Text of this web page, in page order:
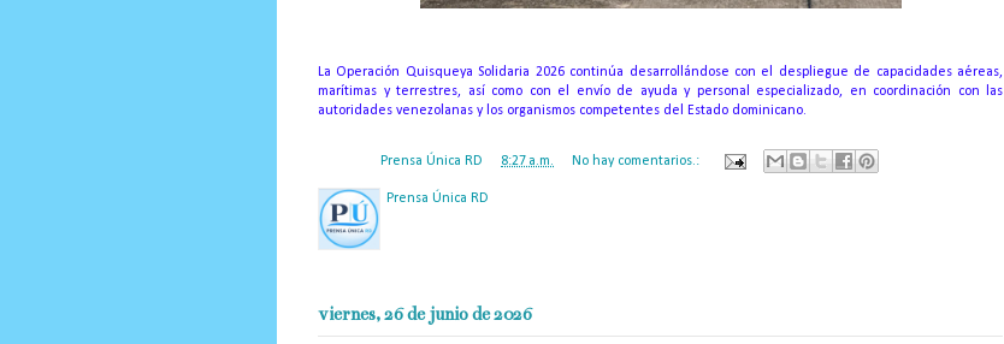
La Operación Quisqueya Solidaria 2026 continúa desarrollándose con el despliegue de capacidades aéreas,
marítimas y terrestres, así como con el envío de ayuda y personal especializado, en coordinación con las
autoridades venezolanas y los organismos competentes del Estado dominicano.
Prensa Única RD 8:27 a.m. No hay comentarios.:
Prensa Única RD
viernes, 26 de junio de 2026